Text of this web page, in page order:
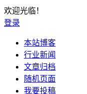
欢迎光临！
登录
本站博客
行业新闻
文章归档
随机页面
我要投稿